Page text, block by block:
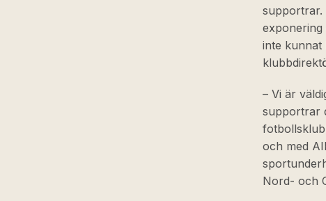
supportrar.
exponering
inte kunnat
– Vi är
supportrar
och med
Nord- och